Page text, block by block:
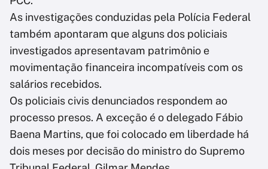
As investigações conduzidas pela Polícia Federal
também apontaram que alguns dos policiais
investigados apresentavam patrimônio e
movimentação financeira incompatíveis com os
salários recebidos.
Os policiais civis denunciados respondem ao
processo presos. A exceção é o delegado Fábio
Baena Martins, que foi colocado em liberdade há
dois meses por decisão do ministro do Supremo